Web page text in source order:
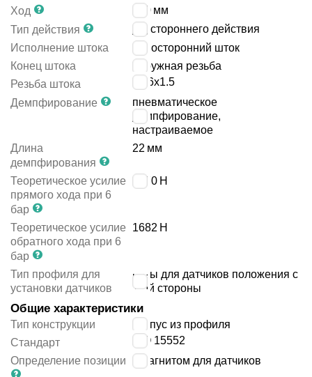
Ход
320 мм
Тип действия
двустороннего действия
Исполнение штока
односторонний шток
Конец штока
наружная резьба
Резьба штока
M16x1.5
Демпфирование
пневматическое
демпфирование,
настраиваемое
Длина
демпфирования
22 мм
Теоретическое усилие
прямого хода при 6
бар
1870 Н
Теоретическое усилие
обратного хода при 6
бар
1682 Н
Тип профиля для
установки датчиков
пазы для датчиков положения с
1-ой стороны
Общие характеристики
Тип конструкции
корпус из профиля
Стандарт
ISO 15552
Определение позиции
с магнитом для датчиков